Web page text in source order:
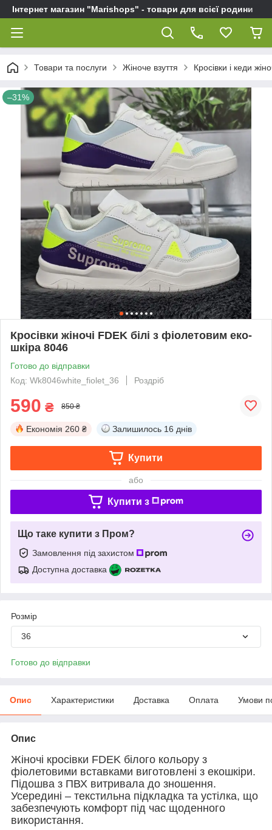
Інтернет магазин "Marishops" - товари для всієї родини
Товари та послуги Жіноче взуття Кросівки і кеди
–31%
Кросівки жіночі FDEK білі з фіолетовим еко-
шкіра 8046
Готово до відправки
Код: Wk8046white_fiolet_36
Роздріб
590 ₴ 850 ₴
Економія 260 ₴ Залишилось 16 днів
Купити
або
Купити з
Що таке купити з Пром?
Замовлення під захистом
Доступна доставка
Розмір
36
Готово до відправки
Опис Характеристики Доставка Оплата Умови
Опис
Жіночі кросівки FDEK білого кольору з
фіолетовими вставками виготовлені з екошкіри.
Підошва з ПВХ витривала до зношення.
Усередині – текстильна підкладка та устілка, що
забезпечують комфорт під час щоденного
використання.